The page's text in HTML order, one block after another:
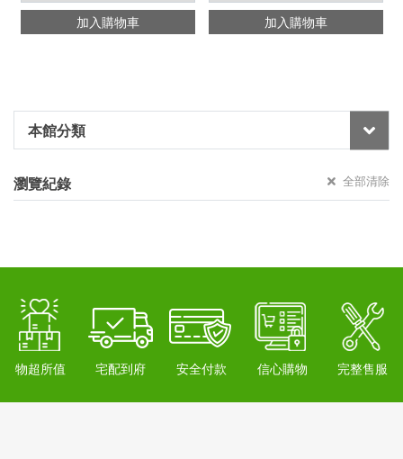
本館分類
瀏覽紀錄 全部清除
加入購物車 加入購物車
物超所值 宅配到府 安全付款 信心購物 完整售服